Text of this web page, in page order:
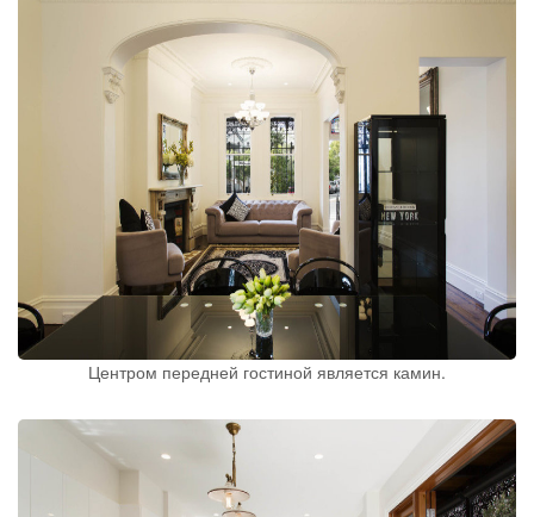
Центром передней гостиной является камин.